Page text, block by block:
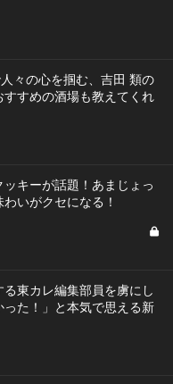
々の心を掴む、吉田 類の
すすめの酒場も教えてくれ
キーが話題！あまじょっ
いがクセになる！
東カレ編集部員を虜にし
った！」と本気で思える新